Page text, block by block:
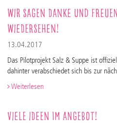
Wir sagen Danke und
Wiedersehen!
13.04.2017
Das Pilotprojekt Salz & Suppe ist
dahinter verabschiedet sich bis zur
Weiterlesen
Viele Ideen im Angebot!